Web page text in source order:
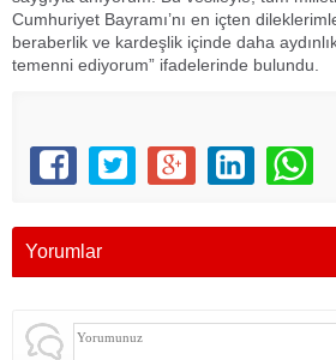
Cumhuriyet Bayramı’nı en içten
beraberlik ve kardeşlik içinde daha
temenni ediyorum” ifadelerinde bulundu.
Yorumlar